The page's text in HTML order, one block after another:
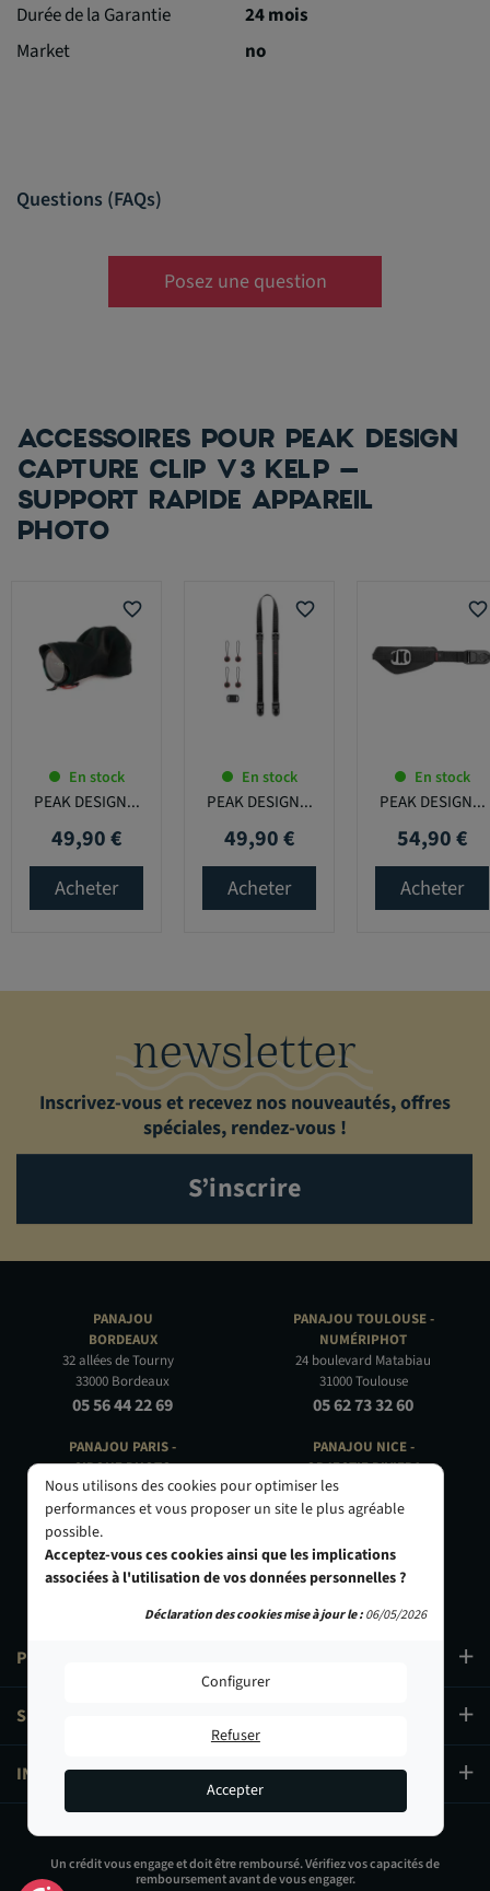
79,90 €
Durée de la Garantie
24 mois
Market
no
Questions (FAQs)
Posez une question
ACCESSOIRES POUR PEAK DESIGN
CAPTURE CLIP V3 KELP –
SUPPORT RAPIDE APPAREIL
PHOTO
favorite_border
En stock
PEAK DESIGN...
Prix
49,90 €
Acheter
favorite_border
En stock
PEAK DESIGN...
Prix
49,90 €
Acheter
favorite_border
En stock
PEAK DESIGN...
Prix
54,90 €
Acheter
newsletter
Inscrivez-vous et recevez nos nouveautés, offres
spéciales, rendez-vous !
S’inscrire
PANAJOU
BORDEAUX
32 allées de Tourny
33000 Bordeaux
05 56 44 22 69
PANAJOU PARIS -
CIRQUE PHOTO
9, bd des Filles-du-Calvaire
75003 Paris
01 40 29 91 91
PRODUITS
SERVICES
INFORMATIONS
PANAJOU TOULOUSE -
NUMÉRIPHOT
24 boulevard Matabiau
31000 Toulouse
05 62 73 32 60
PANAJOU NICE -
OBJECTIF RIVIERA
24 Rue de l'Hôtel des Postes
06000 Nice
Un crédit vous engage et doit être remboursé. Vérifiez vos capacités de
remboursement avant de vous engager.
Nous utilisons des cookies pour optimiser les
performances et vous proposer un site le plus agréable
possible.
Acceptez-vous ces cookies ainsi que les implications
associées à l'utilisation de vos données personnelles ?
Configurer
Refuser
Accepter
Déclaration des cookies mise à jour le :06/05/2026